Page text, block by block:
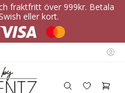
fraktfritt över 999kr. Betala
eller kort.